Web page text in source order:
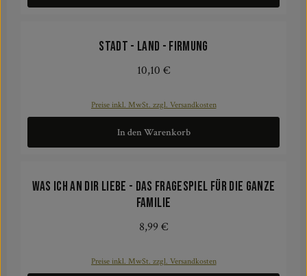
Stadt - Land - Firmung
Regulärer Preis:
10,10 €
Preise inkl. MwSt. zzgl. Versandkosten
In den Warenkorb
Was ich an dir liebe - Das Fragespiel für die ganze
Familie
Regulärer Preis:
8,99 €
Preise inkl. MwSt. zzgl. Versandkosten